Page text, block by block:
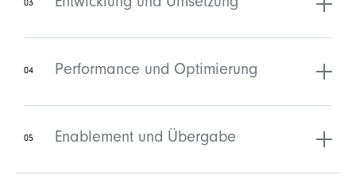
03 Entwicklung und Umsetzung
04 Performance und Optimierung
05 Enablement und Übergabe